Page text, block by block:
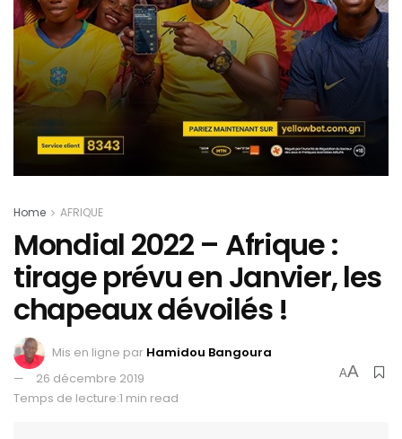
Home AFRIQUE
Mondial 2022 – Afrique :
tirage prévu en Janvier, les
chapeaux dévoilés !
Mis en ligne par Hamidou Bangoura
26 décembre 2019
Temps de lecture:1 min read
AA